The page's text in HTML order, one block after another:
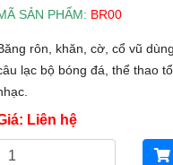
SẢN PHẨM: BR00
rôn, khăn, cờ, cổ vũ
lạc bộ bóng đá, thể thao
Liên hệ